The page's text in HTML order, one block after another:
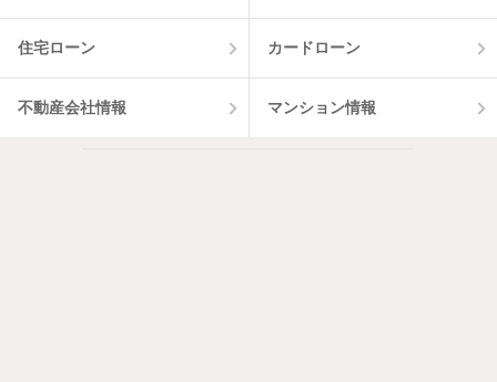
住宅ローン カードローン
不動産会社情報 マンション情報